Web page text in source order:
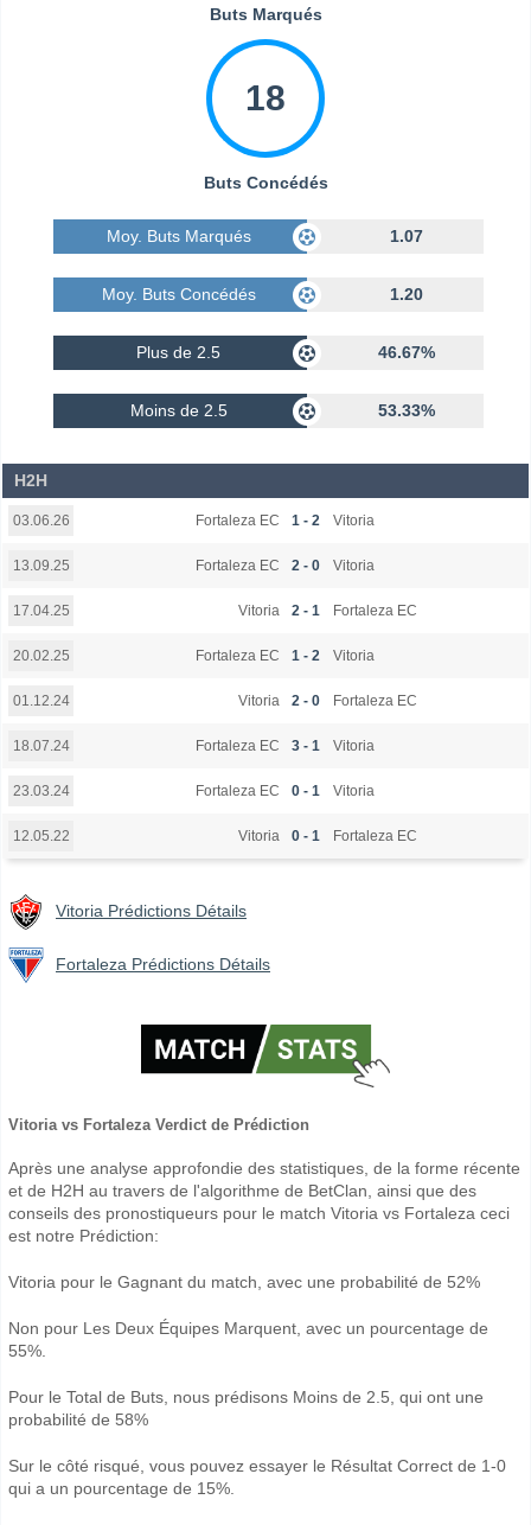
Buts Marqués
18
Buts Concédés
Moy. Buts Marqués 1.07
Moy. Buts Concédés 1.20
Plus de 2.5 46.67%
Moins de 2.5 53.33%
H2H
03.06.26 Fortaleza EC 1 - 2 Vitoria
13.09.25 Fortaleza EC 2 - 0 Vitoria
17.04.25 Vitoria 2 - 1 Fortaleza EC
20.02.25 Fortaleza EC 1 - 2 Vitoria
01.12.24 Vitoria 2 - 0 Fortaleza EC
18.07.24 Fortaleza EC 3 - 1 Vitoria
23.03.24 Fortaleza EC 0 - 1 Vitoria
12.05.22 Vitoria 0 - 1 Fortaleza EC
Vitoria Prédictions Détails
Fortaleza Prédictions Détails
Vitoria vs Fortaleza Verdict de Prédiction
Après une analyse approfondie des statistiques, de la forme récente
et de H2H au travers de l'algorithme de BetClan, ainsi que des
conseils des pronostiqueurs pour le match Vitoria vs Fortaleza ceci
est notre Prédiction:
Vitoria pour le Gagnant du match, avec une probabilité de 52%
Non pour Les Deux Équipes Marquent, avec un pourcentage de
55%.
Pour le Total de Buts, nous prédisons Moins de 2.5, qui ont une
probabilité de 58%
Sur le côté risqué, vous pouvez essayer le Résultat Correct de 1-0
qui a un pourcentage de 15%.